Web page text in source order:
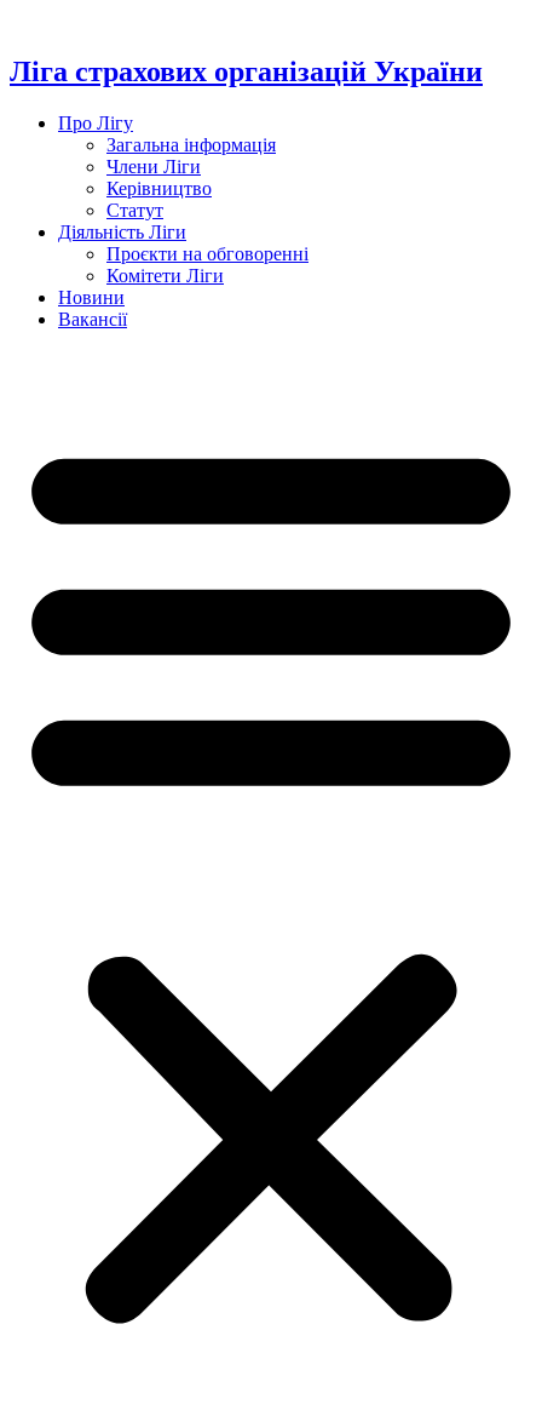
вмісту
Ліга страхових організацій України
Про Лігу
Загальна інформація
Члени Ліги
Керівництво
Статут
Діяльність Ліги
Проєкти на обговоренні
Комітети Ліги
Новини
Вакансії